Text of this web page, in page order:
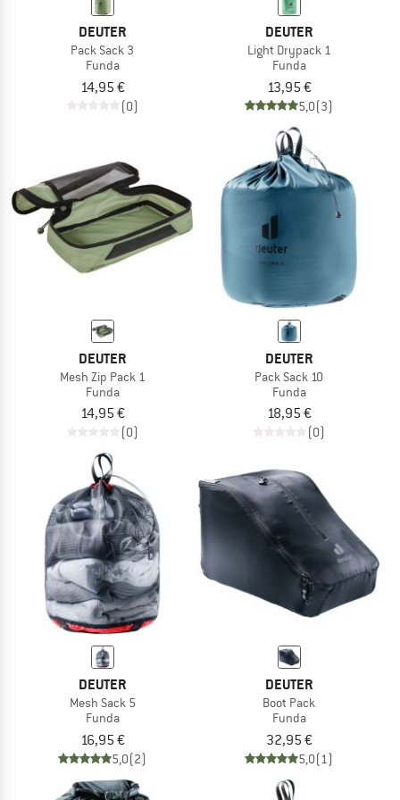
DEUTER
Pack Sack 3
Funda
14,95 €
(0)
DEUTER
Light Drypack 1
Funda
13,95 €
5,0(3)
DEUTER
Mesh Zip Pack 1
Funda
14,95 €
(0)
DEUTER
Pack Sack 10
Funda
18,95 €
(0)
DEUTER
Mesh Sack 5
Funda
16,95 €
5,0(2)
DEUTER
Boot Pack
Funda
32,95 €
5,0(1)